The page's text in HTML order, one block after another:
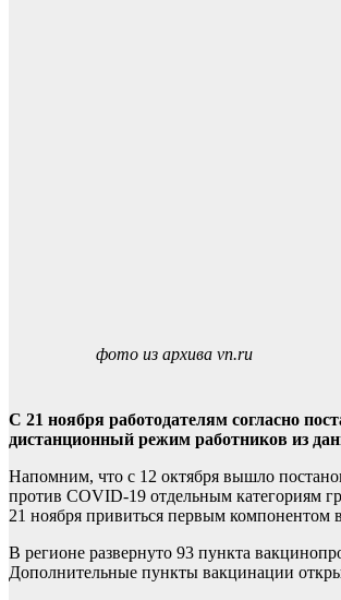
фото из архива vn.ru
С 21 ноября работодателям согласно
дистанционный режим работников из
Напомним, что с 12 октября вышло
против COVID-19 отдельным категориям
21 ноября привиться первым компонентом
В регионе развернуто 93 пункта
Дополнительные пункты вакцинации